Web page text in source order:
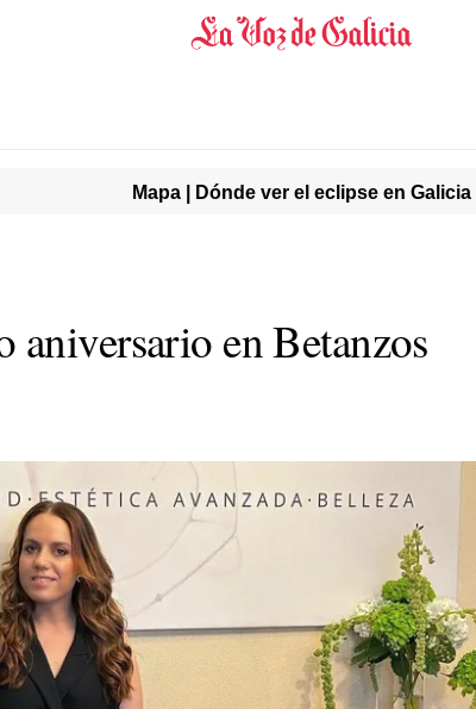
Mapa | Dónde ver el eclipse en Galicia
aniversario en Betanzos